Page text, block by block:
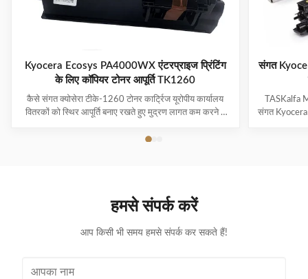
Kyocera Ecosys PA4000WX एंटरप्राइज प्रिंटिंग
के लिए कॉपियर टोनर आपूर्ति TK1260
कैसे संगत क्योसेरा टीके-1260 टोनर कार्ट्रिज यूरोपीय कार्यालय
वितरकों को स्थिर आपूर्ति बनाए रखते हुए मुद्रण लागत कम करने में
बढ़ती मांग पूरे यूरोप में, व्यवसाय सावधानीपूर्वक खरीद लागत का
संगत
संगत Kyocera
हमसे संपर्क करें
आप किसी भी समय हमसे संपर्क कर सकते हैं!